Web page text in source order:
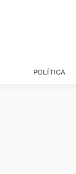
POLÍTICA